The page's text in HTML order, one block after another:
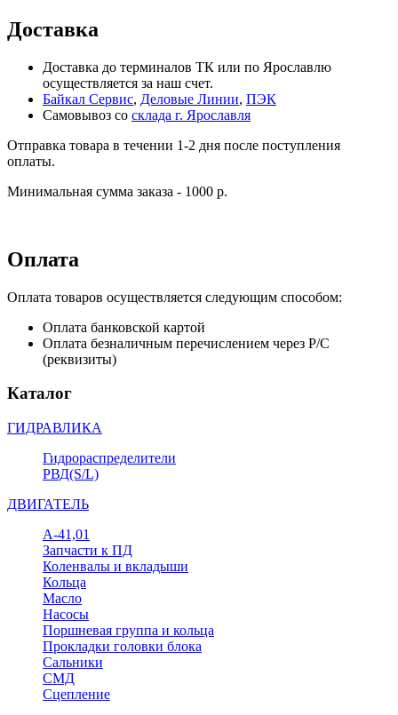
Доставка
Доставка до терминалов ТК или по Ярославлю
осуществляется за наш счет.
Байкал Сервис, Деловые Линии, ПЭК
Самовывоз со склада г. Ярославля
Отправка товара в течении 1-2 дня после поступления
оплаты.
Минимальная сумма заказа - 1000 р.
Оплата
Оплата товаров осуществляется следующим способом:
Оплата банковской картой
Оплата безналичным перечислением через Р/С
(реквизиты)
Каталог
ГИДРАВЛИКА
Гидрораспределители
РВД(S/L)
ДВИГАТЕЛЬ
А-41,01
Запчасти к ПД
Коленвалы и вкладыши
Кольца
Масло
Насосы
Поршневая группа и кольца
Прокладки головки блока
Сальники
СМД
Сцепление